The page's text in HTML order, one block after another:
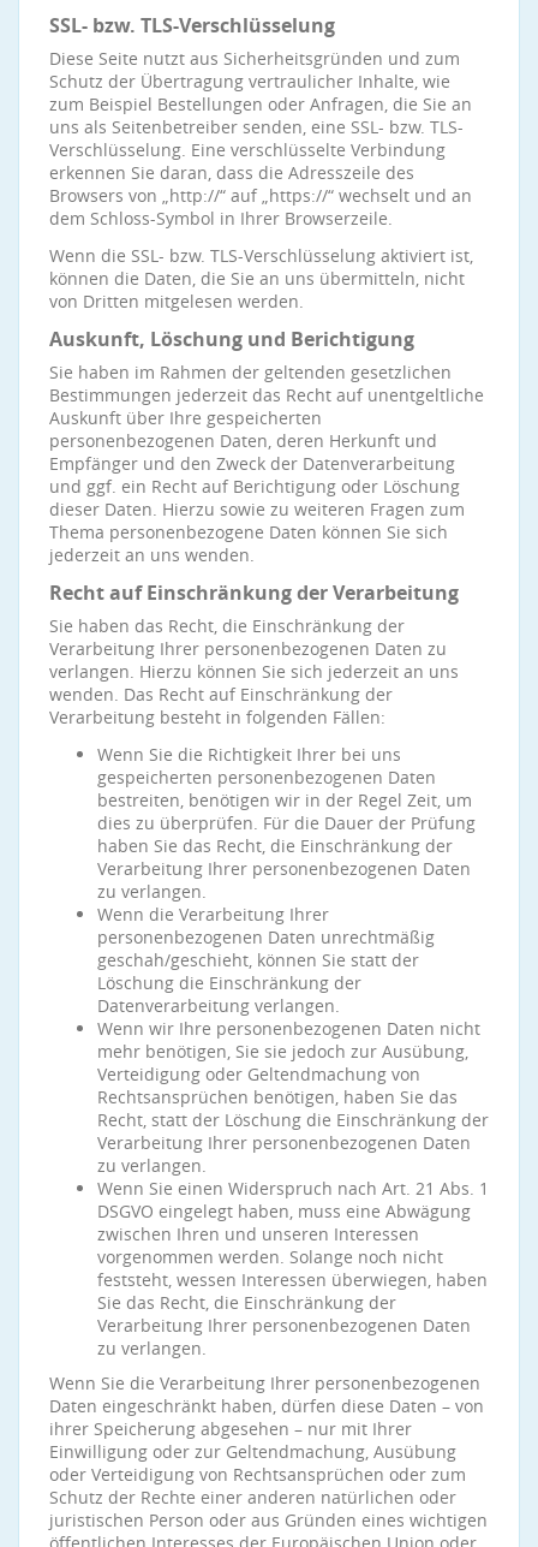
SSL- bzw. TLS-Verschlüsselung
Diese Seite nutzt aus Sicherheitsgründen und zum
Schutz der Übertragung vertraulicher Inhalte, wie
zum Beispiel Bestellungen oder Anfragen, die Sie an
uns als Seitenbetreiber senden, eine SSL- bzw. TLS-
Verschlüsselung. Eine verschlüsselte Verbindung
erkennen Sie daran, dass die Adresszeile des
Browsers von „http://“ auf „https://“ wechselt und an
dem Schloss-Symbol in Ihrer Browserzeile.
Wenn die SSL- bzw. TLS-Verschlüsselung aktiviert ist,
können die Daten, die Sie an uns übermitteln, nicht
von Dritten mitgelesen werden.
Auskunft, Löschung und Berichtigung
Sie haben im Rahmen der geltenden gesetzlichen
Bestimmungen jederzeit das Recht auf unentgeltliche
Auskunft über Ihre gespeicherten
personenbezogenen Daten, deren Herkunft und
Empfänger und den Zweck der Datenverarbeitung
und ggf. ein Recht auf Berichtigung oder Löschung
dieser Daten. Hierzu sowie zu weiteren Fragen zum
Thema personenbezogene Daten können Sie sich
jederzeit an uns wenden.
Recht auf Einschränkung der Verarbeitung
Sie haben das Recht, die Einschränkung der
Verarbeitung Ihrer personenbezogenen Daten zu
verlangen. Hierzu können Sie sich jederzeit an uns
wenden. Das Recht auf Einschränkung der
Verarbeitung besteht in folgenden Fällen:
Wenn Sie die Richtigkeit Ihrer bei uns
gespeicherten personenbezogenen Daten
bestreiten, benötigen wir in der Regel Zeit, um
dies zu überprüfen. Für die Dauer der Prüfung
haben Sie das Recht, die Einschränkung der
Verarbeitung Ihrer personenbezogenen Daten
zu verlangen.
Wenn die Verarbeitung Ihrer
personenbezogenen Daten unrechtmäßig
geschah/geschieht, können Sie statt der
Löschung die Einschränkung der
Datenverarbeitung verlangen.
Wenn wir Ihre personenbezogenen Daten nicht
mehr benötigen, Sie sie jedoch zur Ausübung,
Verteidigung oder Geltendmachung von
Rechtsansprüchen benötigen, haben Sie das
Recht, statt der Löschung die Einschränkung der
Verarbeitung Ihrer personenbezogenen Daten
zu verlangen.
Wenn Sie einen Widerspruch nach Art. 21 Abs. 1
DSGVO eingelegt haben, muss eine Abwägung
zwischen Ihren und unseren Interessen
vorgenommen werden. Solange noch nicht
feststeht, wessen Interessen überwiegen, haben
Sie das Recht, die Einschränkung der
Verarbeitung Ihrer personenbezogenen Daten
zu verlangen.
Wenn Sie die Verarbeitung Ihrer personenbezogenen
Daten eingeschränkt haben, dürfen diese Daten – von
ihrer Speicherung abgesehen – nur mit Ihrer
Einwilligung oder zur Geltendmachung, Ausübung
oder Verteidigung von Rechtsansprüchen oder zum
Schutz der Rechte einer anderen natürlichen oder
juristischen Person oder aus Gründen eines wichtigen